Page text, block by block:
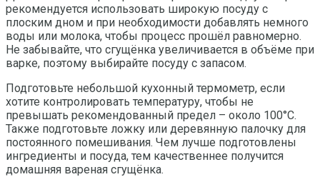
рекомендуется использовать широкую посуду с
плоским дном и при необходимости добавлять немного
воды или молока, чтобы процесс прошёл равномерно.
Не забывайте, что сгущёнка увеличивается в объёме при
варке, поэтому выбирайте посуду с запасом.
Подготовьте небольшой кухонный термометр, если
хотите контролировать температуру, чтобы не
превышать рекомендованный предел – около 100°C.
Также подготовьте ложку или деревянную палочку для
постоянного помешивания. Чем лучше подготовлены
ингредиенты и посуда, тем качественнее получится
домашняя вареная сгущёнка.